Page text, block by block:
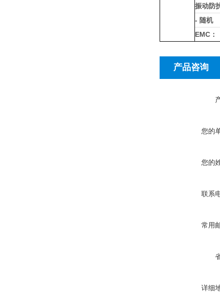
振动防
- 随机
EMC：
产品咨询
您的
您的
联系
常用
详细